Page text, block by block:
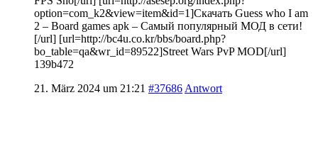
option=com_k2&view=item&id=1]Скачать Guess who I am
2 – Board games apk – Самый популярный МОД в сети!
[/url] [url=http://bc4u.co.kr/bbs/board.php?
bo_table=qa&wr_id=89522]Street Wars PvP MOD[/url]
139b472
21. März 2024 um 21:21 #37686 Antwort